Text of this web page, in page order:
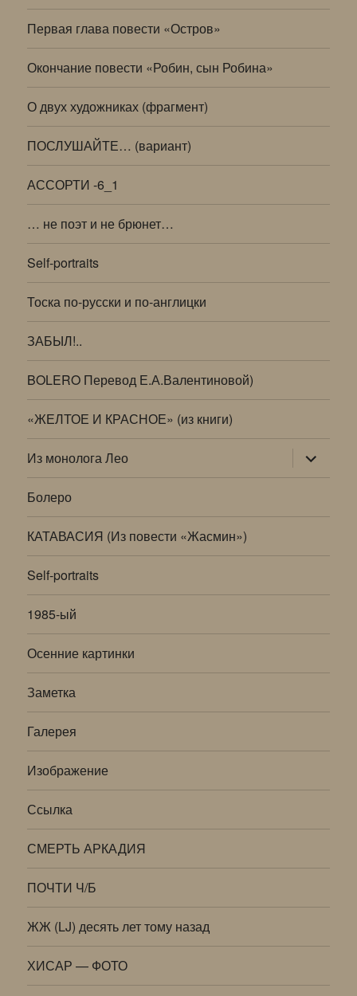
Первая глава повести «Остров»
Окончание повести «Робин, сын Робина»
О двух художниках (фрагмент)
ПОСЛУШАЙТЕ… (вариант)
АССОРТИ -6_1
… не поэт и не брюнет…
Self-portraits
Тоска по-русски и по-англицки
ЗАБЫЛ!..
BOLERO Перевод Е.А.Валентиновой)
«ЖЕЛТОЕ И КРАСНОЕ» (из книги)
Из монолога Лео раскрыть
дочернее
меню
Болеро
КАТАВАСИЯ (Из повести «Жасмин»)
Self-portraits
1985-ый
Осенние картинки
Заметка
Галерея
Изображение
Ссылка
СМЕРТЬ АРКАДИЯ
ПОЧТИ Ч/Б
ЖЖ (LJ) десять лет тому назад
ХИСАР — ФОТО